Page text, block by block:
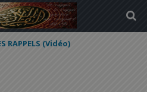
RAPPELS (Vidéo)